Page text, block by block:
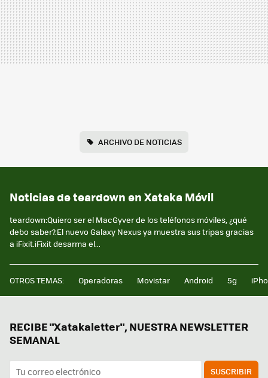
ARCHIVO DE NOTICIAS
Noticias de teardown en Xataka Móvil
teardown:Quiero ser el MacGyver de los teléfonos móviles, ¿qué
debo saber?.El nuevo Galaxy Nexus ya muestra sus tripas gracias
a iFixit.iFixit desarma el...
OTROS TEMAS: Operadoras Movistar Android 5g
RECIBE "Xatakaletter", NUESTRA NEWSLETTER
SEMANAL
SUSCRIBIR